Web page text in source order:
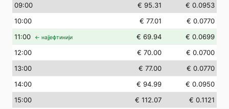
09:00 € 95.31
€ 0.0953
10:00 € 77.01
€ 0.0770
11:00 ← најјефтинији € 69.94
€ 0.0699
12:00 € 70.00
€ 0.0700
13:00 € 77.00
€ 0.0770
14:00 € 94.99
€ 0.0950
15:00 € 112.07
€ 0.1121